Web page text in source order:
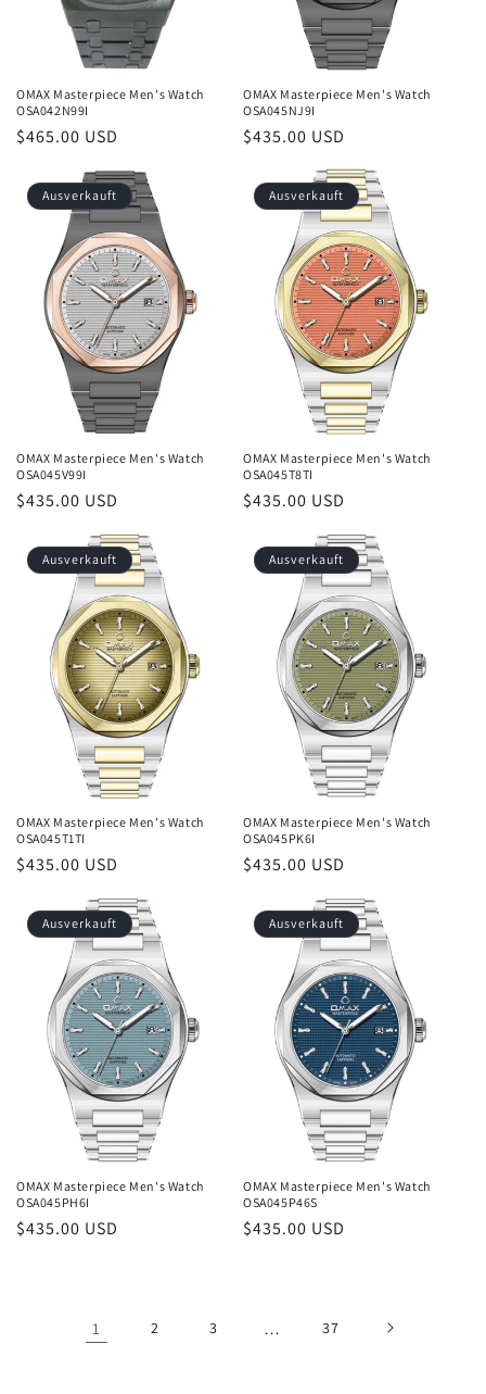
OMAX Masterpiece Men's Watch
OSA042N99I
Normaler
$465.00 USD
OMAX Masterpiece Men's Watch
OSA045NJ9I
Normaler
$435.00 USD
Ausverkauft
OMAX Masterpiece Men's Watch
OSA045V99I
Normaler
$435.00 USD
Ausverkauft
OMAX Masterpiece Men's Watch
OSA045T8TI
Normaler
$435.00 USD
Ausverkauft
OMAX Masterpiece Men's Watch
OSA045T1TI
Normaler
$435.00 USD
Ausverkauft
OMAX Masterpiece Men's Watch
OSA045PK6I
Normaler
$435.00 USD
Ausverkauft
OMAX Masterpiece Men's Watch
OSA045PH6I
Normaler
$435.00 USD
Ausverkauft
OMAX Masterpiece Men's Watch
OSA045P46S
Normaler
$435.00 USD
1 2 3 … 37